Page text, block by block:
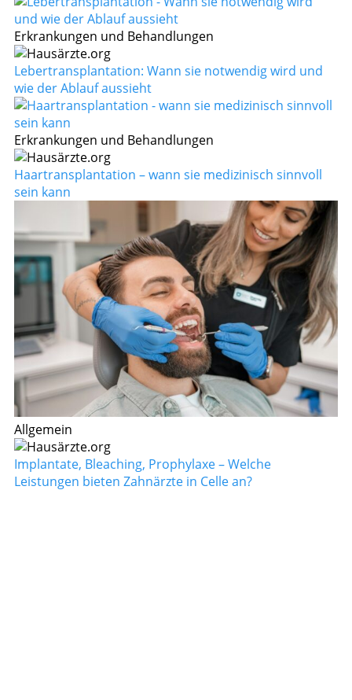
Erkrankungen und Behandlungen
Lebertransplantation: Wann sie notwendig wird und
wie der Ablauf aussieht
Erkrankungen und Behandlungen
Haartransplantation – wann sie medizinisch sinnvoll
sein kann
Allgemein
Implantate, Bleaching, Prophylaxe – Welche
Leistungen bieten Zahnärzte in Celle an?